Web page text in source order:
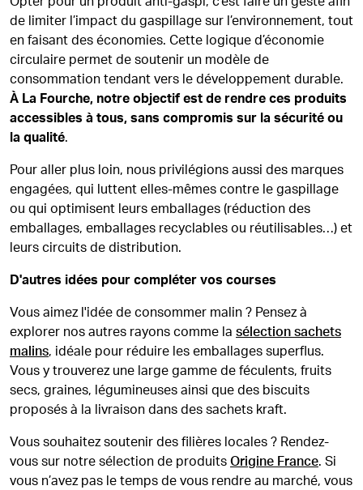
de limiter l’impact du gaspillage sur l’environnement, tout
en faisant des économies. Cette logique d’économie
circulaire permet de soutenir un modèle de
consommation tendant vers le développement durable.
À La Fourche, notre objectif est de rendre ces produits
accessibles à tous, sans compromis sur la sécurité ou
la qualité.
Pour aller plus loin, nous privilégions aussi des marques
engagées, qui luttent elles-mêmes contre le gaspillage
ou qui optimisent leurs emballages (réduction des
emballages, emballages recyclables ou réutilisables…) et
leurs circuits de distribution.
D'autres idées pour compléter vos courses
Vous aimez l'idée de consommer malin ? Pensez à
explorer nos autres rayons comme la sélection sachets
malins, idéale pour réduire les emballages superflus.
Vous y trouverez une large gamme de féculents, fruits
secs, graines, légumineuses ainsi que des biscuits
proposés à la livraison dans des sachets kraft.
Vous souhaitez soutenir des filières locales ? Rendez-
vous sur notre sélection de produits Origine France. Si
vous n’avez pas le temps de vous rendre au marché, vous